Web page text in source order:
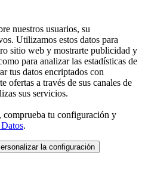
nuestros usuarios, su
Utilizamos estos datos para
sitio web y mostrarte publicidad y
para analizar las estadísticas de
tus datos encriptados con
ofertas a través de sus canales de
sus servicios.
comprueba tu configuración y
.
la configuración